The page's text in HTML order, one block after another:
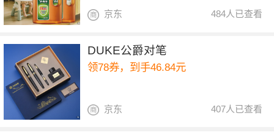
484人已查看
京东
DUKE公爵对笔
领78券，到手46.84元
407人已查看
京东